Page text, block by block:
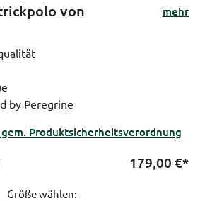
von
mehr
by Peregrine
Produktsicherheitsverordnung
179,00 €*
Größe wählen: